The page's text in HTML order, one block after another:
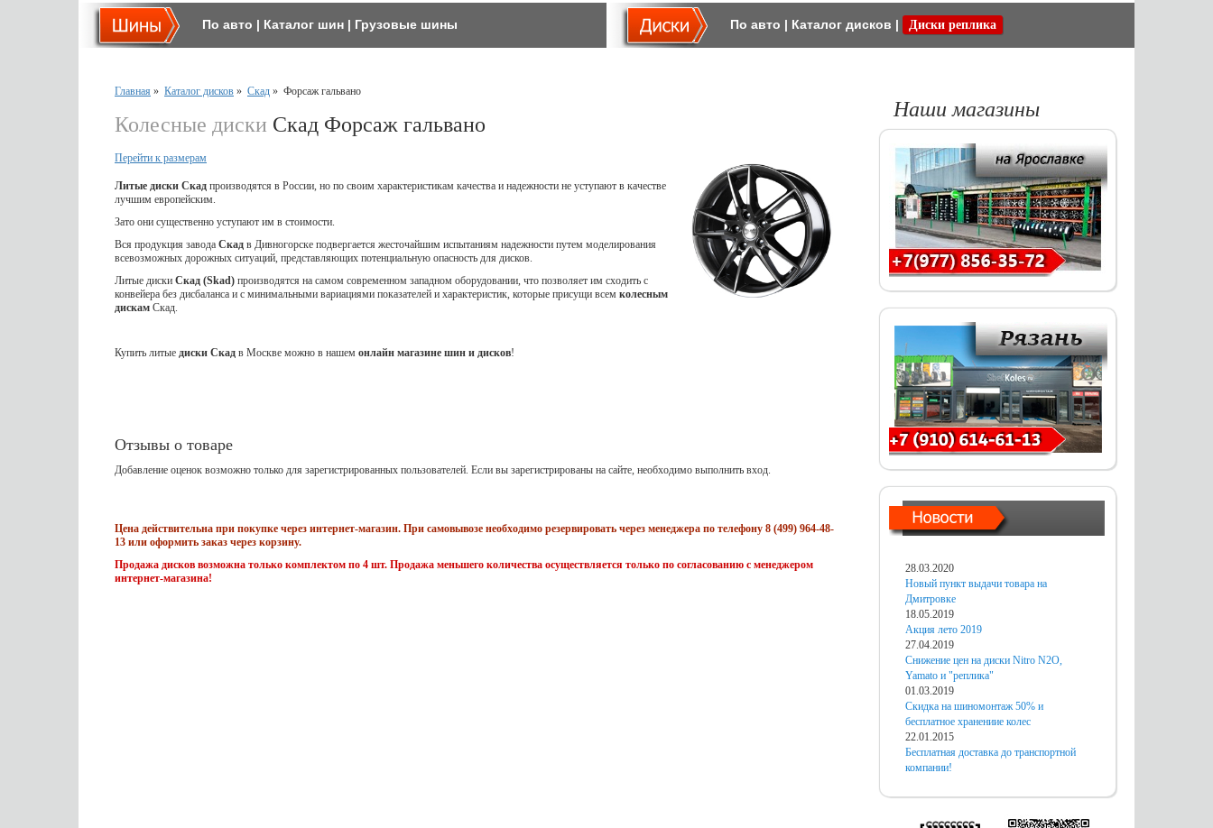
По авто | Каталог шин | Грузовые шины По авто | Каталог дисков | Диски реплика
Главная » Каталог дисков » Скад » Форсаж гальвано
Колесные диски Скад Форсаж гальвано
Перейти к размерам
Литые диски Скад производятся в России, но по своим характеристикам качества и надежности не уступают в качестве
лучшим европейским.
Зато они существенно уступают им в стоимости.
Вся продукция завода Скад в Дивногорске подвергается жесточайшим испытаниям надежности путем моделирования
всевозможных дорожных ситуаций, представляющих потенциальную опасность для дисков.
Литые диски Скад (Skad) производятся на самом современном западном оборудовании, что позволяет им сходить с
конвейера без дисбаланса и с минимальными вариациями показателей и характеристик, которые присущи всем колесным
дискам Скад.
Купить литые диски Скад в Москве можно в нашем онлайн магазине шин и дисков!
Отзывы о товаре
Добавление оценок возможно только для зарегистрированных пользователей. Если вы зарегистрированы на сайте, необходимо выполнить вход.
Цена действительна при покупке через интернет-магазин. При самовывозе необходимо резервировать через менеджера по телефону 8 (499) 964-48-
13 или оформить заказ через корзину.
Продажа дисков возможна только комплектом по 4 шт. Продажа меньшего количества осуществляется только по согласованию с менеджером
интернет-магазина!
Наши магазины
28.03.2020
Новый пункт выдачи товара на
Дмитровке
18.05.2019
Акция лето 2019
27.04.2019
Снижение цен на диски Nitro N2O,
Yamato и "реплика"
01.03.2019
Скидка на шиномонтаж 50% и
бесплатное хранениие колес
22.01.2015
Бесплатная доставка до транспортной
компании!